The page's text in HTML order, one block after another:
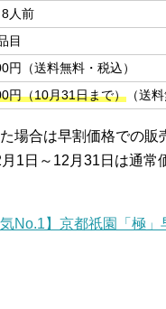
人前
目
円（送料無料・税込）
円（10月31日まで） （送
場合は早割価格での販
1日～12月31日は通常
No.1】京都祇園「極」